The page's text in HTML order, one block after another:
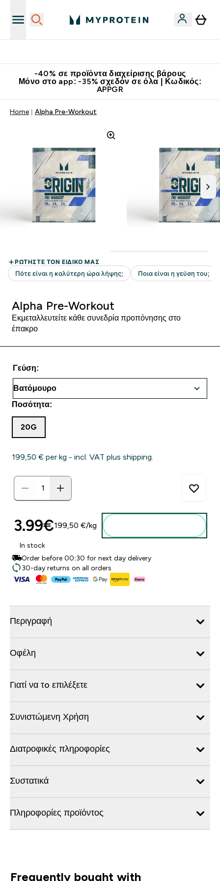
-40% σε προϊόντα διαχείρισης βάρους
Μόνο στο app: -35% σχεδόν σε όλα | Κωδικός:
APPGR
Home Alpha Pre-Workout
Alpha Pre-Workout
Εκμεταλλευτείτε κάθε συνεδρία προπόνησης στο
έπακρο
Γεύση:
Ποσότητα:
20G
199,50 €‎ per kg - incl. VAT plus shipping.
3.99€‎199,50 €‎/kg
In stock
Order before 00:30 for next day delivery
30-day returns on all orders
Περιγραφή
Οφέλη
Γιατί να τo επιλέξετε
Συνιστώμενη Χρήση
Διατροφικές πληροφορίες
Συστατικά
Πληροφορίες προϊόντος
Frequently bought with